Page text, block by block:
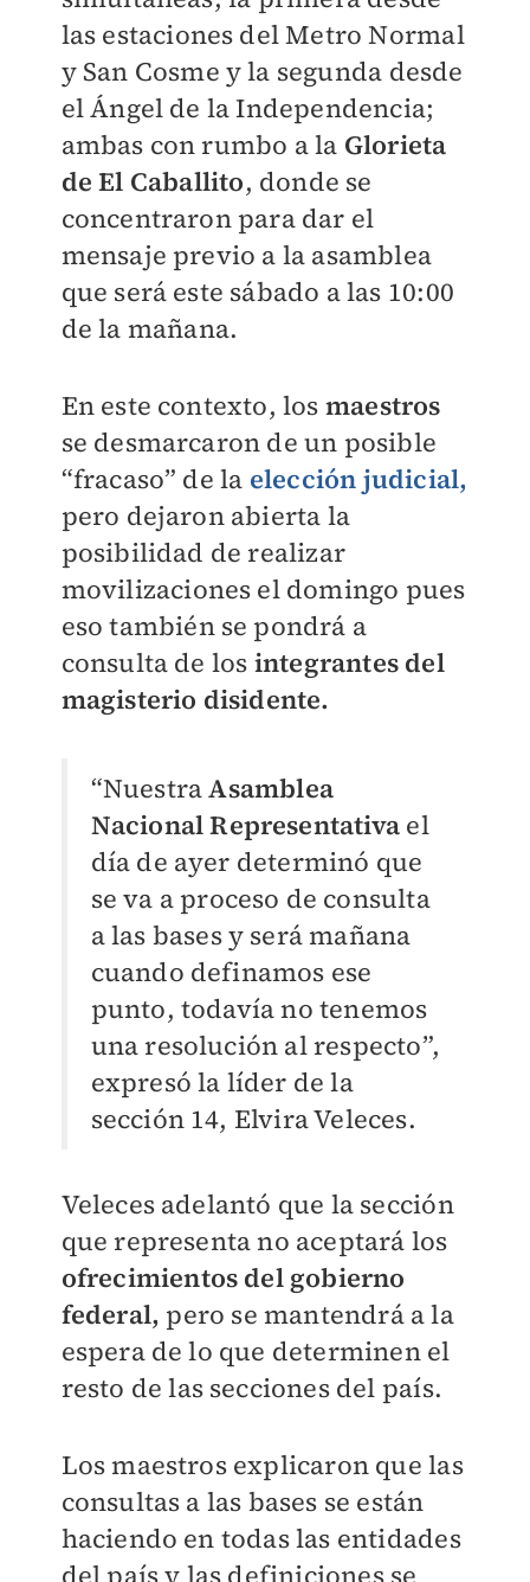
las estaciones del Metro Normal
y San Cosme y la segunda desde
el Ángel de la Independencia;
ambas con rumbo a la Glorieta
de El Caballito, donde se
concentraron para dar el
mensaje previo a la asamblea
que será este sábado a las 10:00
de la mañana.
En este contexto, los maestros
se desmarcaron de un posible
“fracaso” de la elección judicial,
pero dejaron abierta la
posibilidad de realizar
movilizaciones el domingo pues
eso también se pondrá a
consulta de los integrantes del
magisterio disidente.
“NuestraAsamblea
Nacional Representativa el
día de ayer determinó que
se va a proceso de consulta
a las bases y será mañana
cuando definamos ese
punto, todavía no tenemos
una resolución al respecto”,
expresó la líder de la
sección 14, Elvira Veleces.
Veleces adelantó que la sección
que representa no aceptará los
ofrecimientos del gobierno
federal, pero se mantendrá a la
espera de lo que determinen el
resto de las secciones del país.
Los maestros explicaron que las
consultas a las bases se están
haciendo en todas las entidades